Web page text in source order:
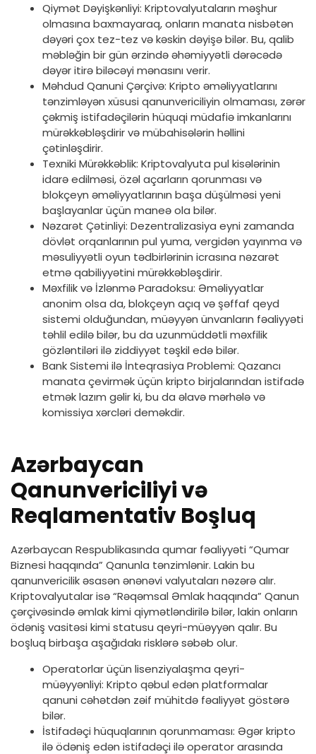
Qiymət Dəyişkənliyi: Kriptovalyutaların məşhur
olmasına baxmayaraq, onların manata nisbətən
dəyəri çox tez-tez və kəskin dəyişə bilər. Bu, qalib
məbləğin bir gün ərzində əhəmiyyətli dərəcədə
dəyər itirə biləcəyi mənasını verir.
Məhdud Qanuni Çərçivə: Kripto əməliyyatlarını
tənzimləyən xüsusi qanunvericiliyin olmaması, zərər
çəkmiş istifadəçilərin hüquqi müdafiə imkanlarını
mürəkkəbləşdirir və mübahisələrin həllini
çətinləşdirir.
Texniki Mürəkkəblik: Kriptovalyuta pul kisələrinin
idarə edilməsi, özəl açarların qorunması və
blokçeyn əməliyyatlarının başa düşülməsi yeni
başlayanlar üçün maneə ola bilər.
Nəzarət Çətinliyi: Dezentralizasiya eyni zamanda
dövlət orqanlarının pul yuma, vergidən yayınma və
məsuliyyətli oyun tədbirlərinin icrasına nəzarət
etmə qabiliyyətini mürəkkəbləşdirir.
Məxfilik və İzlənmə Paradoksu: Əməliyyatlar
anonim olsa da, blokçeyn açıq və şəffaf qeyd
sistemi olduğundan, müəyyən ünvanların fəaliyyəti
təhlil edilə bilər, bu da uzunmüddətli məxfilik
gözləntiləri ilə ziddiyyət təşkil edə bilər.
Bank Sistemi ilə İnteqrasiya Problemi: Qazancı
manata çevirmək üçün kripto birjalarından istifadə
etmək lazım gəlir ki, bu da əlavə mərhələ və
komissiya xərcləri deməkdir.
Azərbaycan
Qanunvericiliyi və
Reqlamentativ Boşluq
Azərbaycan Respublikasında qumar fəaliyyəti “Qumar
Biznesi haqqında” Qanunla tənzimlənir. Lakin bu
qanunvericilik əsasən ənənəvi valyutaları nəzərə alır.
Kriptovalyutalar isə “Rəqəmsal Əmlak haqqında” Qanun
çərçivəsində əmlak kimi qiymətləndirilə bilər, lakin onların
ödəniş vasitəsi kimi statusu qeyri-müəyyən qalır. Bu
boşluq birbaşa aşağıdakı risklərə səbəb olur.
Operatorlar üçün lisenziyalaşma qeyri-
müəyyənliyi: Kripto qəbul edən platformalar
qanuni cəhətdən zəif mühitdə fəaliyyət göstərə
bilər.
İstifadəçi hüquqlarının qorunmaması: Əgər kripto
ilə ödəniş edən istifadəçi ilə operator arasında